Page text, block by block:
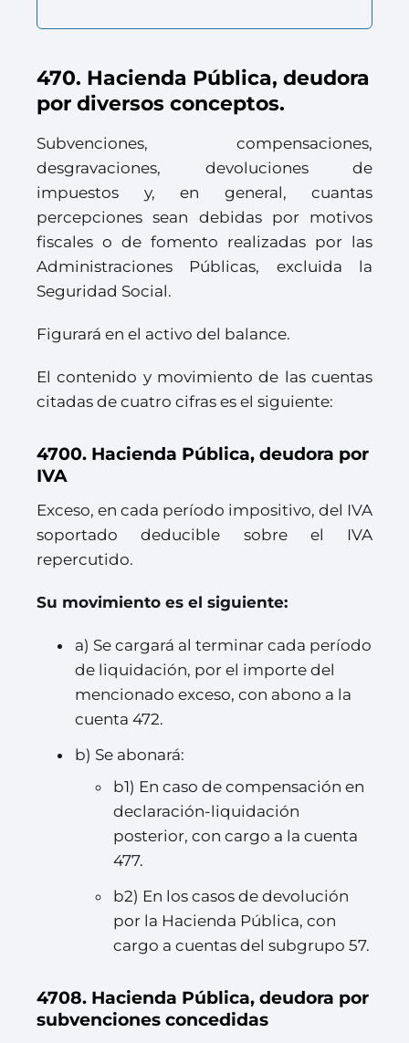
470. Hacienda Pública, deudora
por diversos conceptos.
Subvenciones, compensaciones,
desgravaciones, devoluciones de
impuestos y, en general, cuantas
percepciones sean debidas por motivos
fiscales o de fomento realizadas por las
Administraciones Públicas, excluida la
Seguridad Social.
Figurará en el activo del balance.
El contenido y movimiento de las cuentas
citadas de cuatro cifras es el siguiente:
4700. Hacienda Pública, deudora por
IVA
Exceso, en cada período impositivo, del IVA
soportado deducible sobre el IVA
repercutido.
Su movimiento es el siguiente:
a) Se cargará al terminar cada período
de liquidación, por el importe del
mencionado exceso, con abono a la
cuenta 472.
b) Se abonará:
b1) En caso de compensación en
declaración-liquidación
posterior, con cargo a la cuenta
477.
b2) En los casos de devolución
por la Hacienda Pública, con
cargo a cuentas del subgrupo 57.
4708. Hacienda Pública, deudora por
subvenciones concedidas